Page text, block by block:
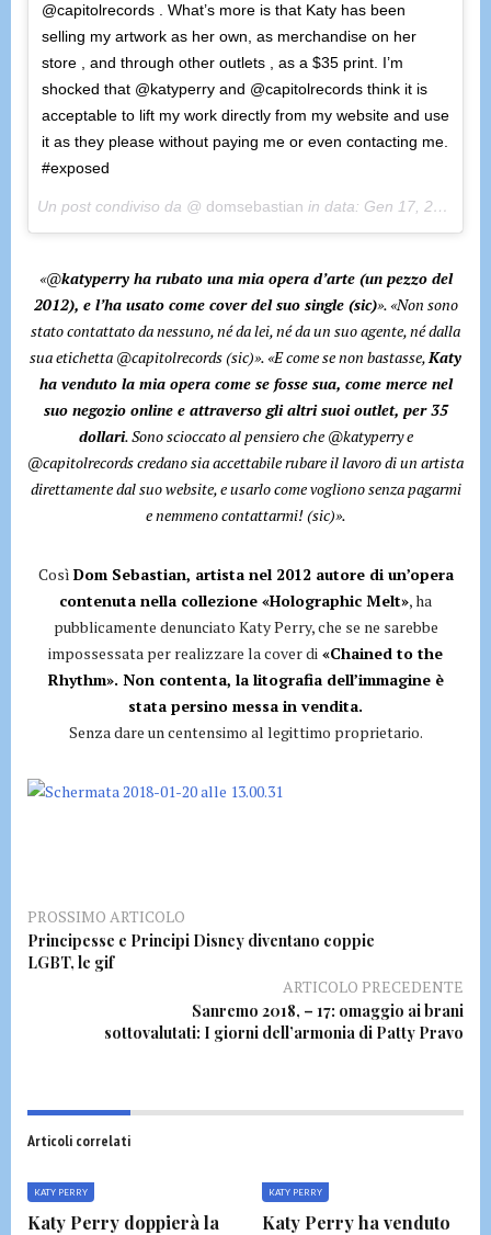
@capitolrecords . What’s more is that Katy has been
selling my artwork as her own, as merchandise on her
store , and through other outlets , as a $35 print. I’m
shocked that @katyperry and @capitolrecords think it is
acceptable to lift my work directly from my website and use
it as they please without paying me or even contacting me.
#exposed
Un post condiviso da @ domsebastian in data: Gen 17, 2018 at 7:00 PST
«@katyperry ha rubato una mia opera d’arte (un pezzo del
2012), e l’ha usato come cover del suo single (sic)». «Non sono
stato contattato da nessuno, né da lei, né da un suo agente, né dalla
sua etichetta @capitolrecords (sic)». «E come se non bastasse,Katy
ha venduto la mia opera come se fosse sua, come merce nel
suo negozio online e attraverso gli altri suoi outlet, per 35
dollari. Sono scioccato al pensiero che @katyperry e
@capitolrecords credano sia accettabile rubare il lavoro di un artista
direttamente dal suo website, e usarlo come vogliono senza pagarmi
e nemmeno contattarmi! (sic)».
Così Dom Sebastian, artista nel 2012 autore di un’opera
contenuta nella collezione «Holographic Melt», ha
pubblicamente denunciato Katy Perry, che se ne sarebbe
impossessata per realizzare la cover di «Chained to the
Rhythm». Non contenta, la litografia dell’immagine è
stata persino messa in vendita.
Senza dare un centensimo al legittimo proprietario.
PROSSIMO ARTICOLO
Principesse e Principi Disney diventano coppie
LGBT, le gif
ARTICOLO PRECEDENTE
Sanremo 2018, – 17: omaggio ai brani
sottovalutati: I giorni dell’armonia di Patty Pravo
Articoli correlati
KATY PERRY
Katy Perry doppierà la
KATY PERRY
Katy Perry ha venduto